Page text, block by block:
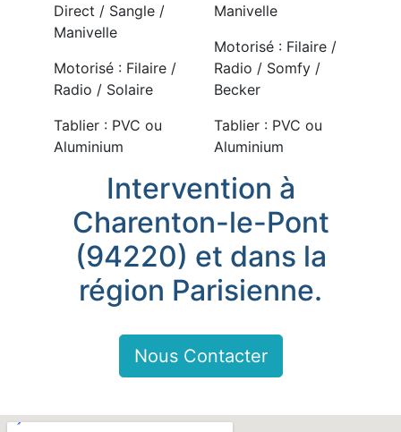
Direct / Sangle /
Manivelle
Motorisé : Filaire /
Radio / Solaire
Tablier : PVC ou
Aluminium
Manivelle
Motorisé : Filaire /
Radio / Somfy /
Becker
Tablier : PVC ou
Aluminium
Intervention à
Charenton-le-Pont
(94220) et dans la
région Parisienne.
Nous Contacter